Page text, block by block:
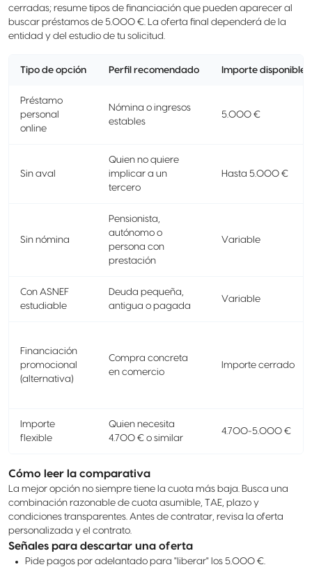
cerradas; resume tipos de financiación que pueden aparecer al
buscar préstamos de 5.000 €. La oferta final dependerá de la
entidad y del estudio de tu solicitud.
Tipo de opción Perfil recomendado Importe disponible
Préstamo
personal
online
Nómina o ingresos
estables
5.000 €
Sin aval
Quien no quiere
implicar a un
tercero
Hasta 5.000 €
Sin nómina
Pensionista,
autónomo o
persona con
prestación
Variable
Con ASNEF
estudiable
Deuda pequeña,
antigua o pagada
Variable
Financiación
promocional
(alternativa)
Compra concreta
en comercio
Importe cerrado
Importe
flexible
Quien necesita
4.700 € o similar
4.700-5.000 €
Cómo leer la comparativa
La mejor opción no siempre tiene la cuota más baja. Busca una
combinación razonable de cuota asumible, TAE, plazo y
condiciones transparentes. Antes de contratar, revisa la oferta
personalizada y el contrato.
Señales para descartar una oferta
Pide pagos por adelantado para "liberar" los 5.000 €.